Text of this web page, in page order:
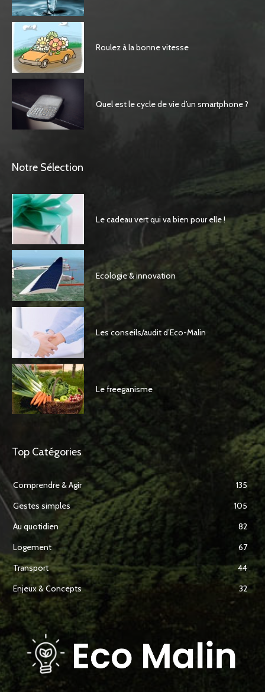
Roulez à la bonne vitesse
Quel est le cycle de vie d’un smartphone ?
Notre Sélection
Le cadeau vert qui va bien pour elle !
Ecologie & innovation
Les conseils/audit d’Eco-Malin
Le freeganisme
Top Catégories
Comprendre & Agir
135
Gestes simples
105
Au quotidien
82
Logement
67
Transport
44
Enjeux & Concepts
32